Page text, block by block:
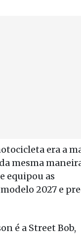
era a
mesma
equipou as
2027 e
é a Street Bob,